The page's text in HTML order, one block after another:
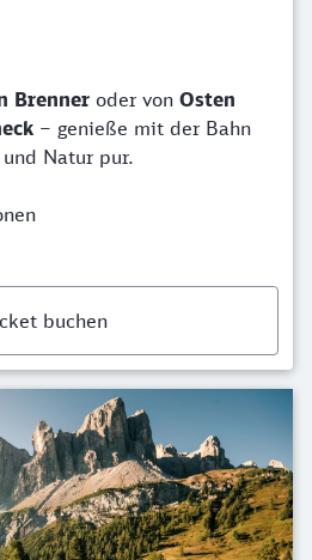
Brenner oder von Osten
– genieße mit der Bahn
Natur pur.
buchen